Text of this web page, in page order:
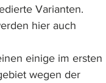
Varianten.
hier auch
einige im ersten
wegen der